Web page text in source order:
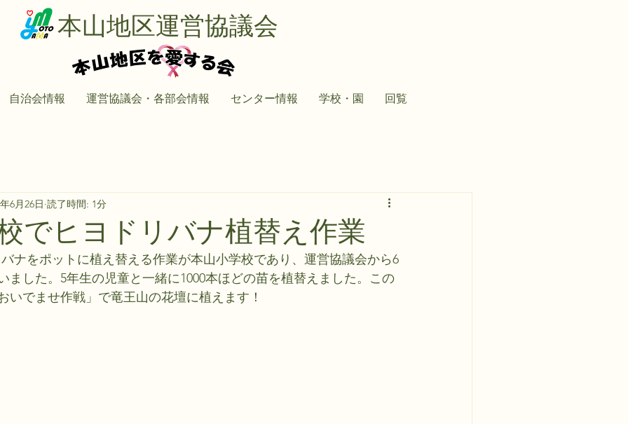
本山地区運営協議会
自治会情報 運営協議会・各部会情報 センター情報 学校・園 回覧
でヒヨドリバナ植替え作業
6月26日 読了時間: 1分
ナをポットに植え替える作業が本山小学校であり、運営協議会から6
ました。5年生の児童と一緒に1000本ほどの苗を植替えました。この
いでませ作戦」で竜王山の花壇に植えます！